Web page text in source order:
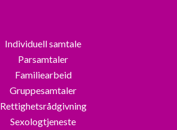
Individuell samtale
Parsamtaler
Familiearbeid
Gruppesamtaler
Rettighetsrådgivning
Sexologtjeneste